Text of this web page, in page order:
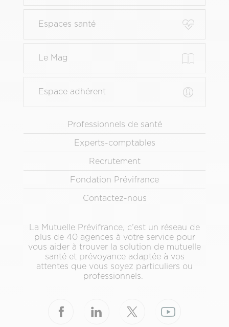
page
principal
Espaces santé
Le Mag
Espace adhérent
Professionnels de santé
Experts-comptables
Recrutement
Fondation Prévifrance
Contactez-nous
La Mutuelle Prévifrance, c’est un réseau de
plus de 40 agences à votre service pour
vous aider à trouver la solution de mutuelle
santé et prévoyance adaptée à vos
attentes que vous soyez particuliers ou
professionnels.